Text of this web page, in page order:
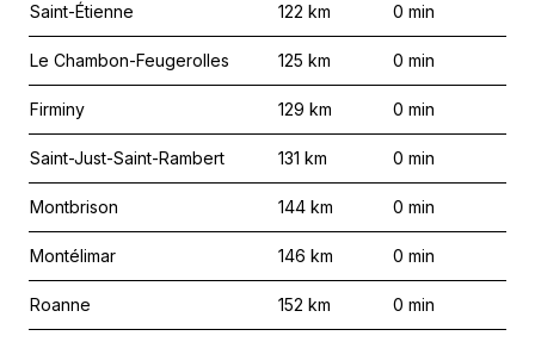
Saint-Étienne 122 km 0 min
Le Chambon-Feugerolles 125 km 0 min
Firminy 129 km 0 min
Saint-Just-Saint-Rambert 131 km 0 min
Montbrison 144 km 0 min
Montélimar 146 km 0 min
Roanne 152 km 0 min